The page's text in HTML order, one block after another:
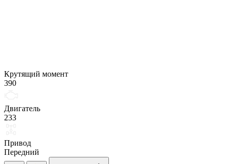
Крутящий момент
390
Двигатель
233
Привод
Передний